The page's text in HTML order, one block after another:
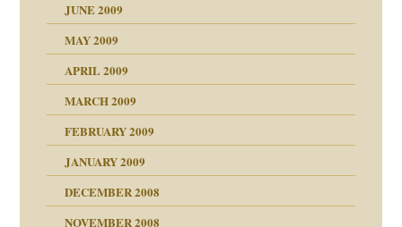
JUNE 2009
MAY 2009
APRIL 2009
MARCH 2009
FEBRUARY 2009
JANUARY 2009
DECEMBER 2008
NOVEMBER 2008